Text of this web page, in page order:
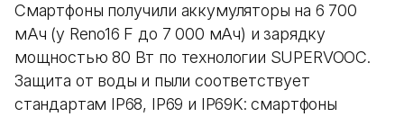
Смартфоны получили аккумуляторы на 6 700
мАч (у Reno16 F до 7 000 мАч) и зарядку
мощностью 80 Вт по технологии SUPERVOOC.
Защита от воды и пыли соответствует
стандартам IP68, IP69 и IP69K: смартфоны